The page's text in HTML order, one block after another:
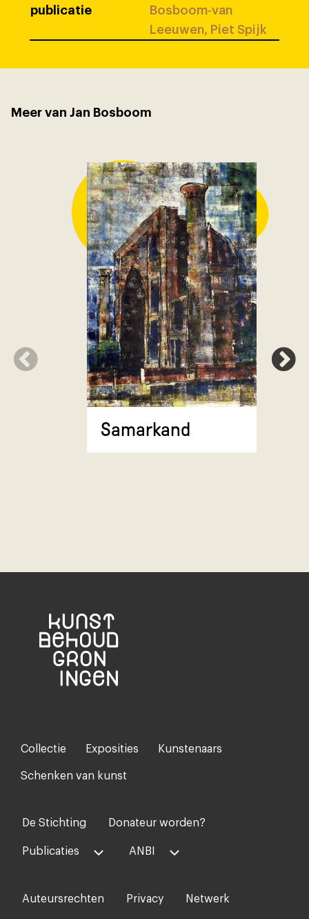
publicatie
Bosboom-van
Leeuwen, Piet Spijk
Meer van Jan Bosboom
Samarkand
Footer-
menu
Collectie Exposities Kunstenaars
Schenken van kunst
Voet
midden
De Stichting Donateur worden?
Publicaties ANBI
Voet
Auteursrechten Privacy Netwerk